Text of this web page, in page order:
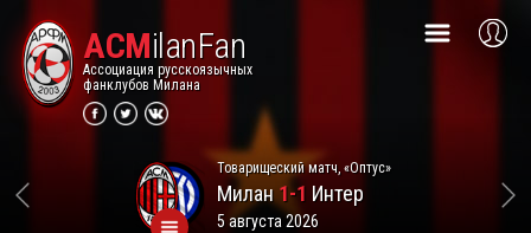
ACMilanFan
Ассоциация русскоязычных
фанклубов Милана
Товарищеский матч, «Оптус»
Милан1-1 Интер
5 августа 2026